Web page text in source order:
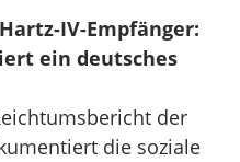
IV-Empfänger:
ein deutsches
der
die soziale